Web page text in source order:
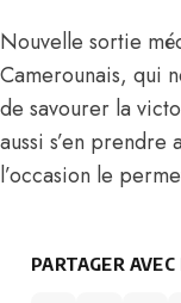
Nouvelle sortie
Camerounais, qui
de savourer la
aussi s’en prendre
l’occasion le
PARTAGER